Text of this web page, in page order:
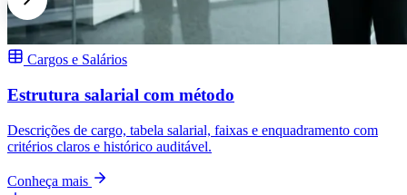
Cargos e Salários
Estrutura salarial com método
Descrições de cargo, tabela salarial, faixas e enquadramento com
critérios claros e histórico auditável.
Conheça mais